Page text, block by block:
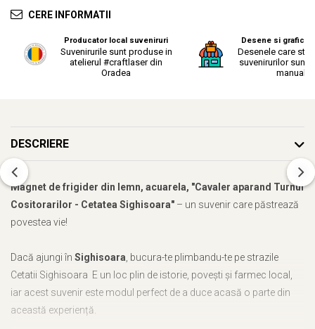
CERE INFORMATII
Producator local suveniruri
Suvenirurile sunt produse in
atelierul #craftlaser din
Oradea
Desene si grafica
Desenele care
suvenirurilor sunt
manual.
DESCRIERE
Magnet de frigider din lemn, acuarela, "Cavaler aparand Turnul
Cositorarilor - Cetatea Sighisoara" – un suvenir care păstrează
povestea vie!
Dacă ajungi în Sighisoara, bucura-te plimbandu-te pe strazile
Cetatii Sighisoara E un loc plin de istorie, povești și farmec local,
iar acest suvenir este modul perfect de a duce acasă o parte din
această experiență.